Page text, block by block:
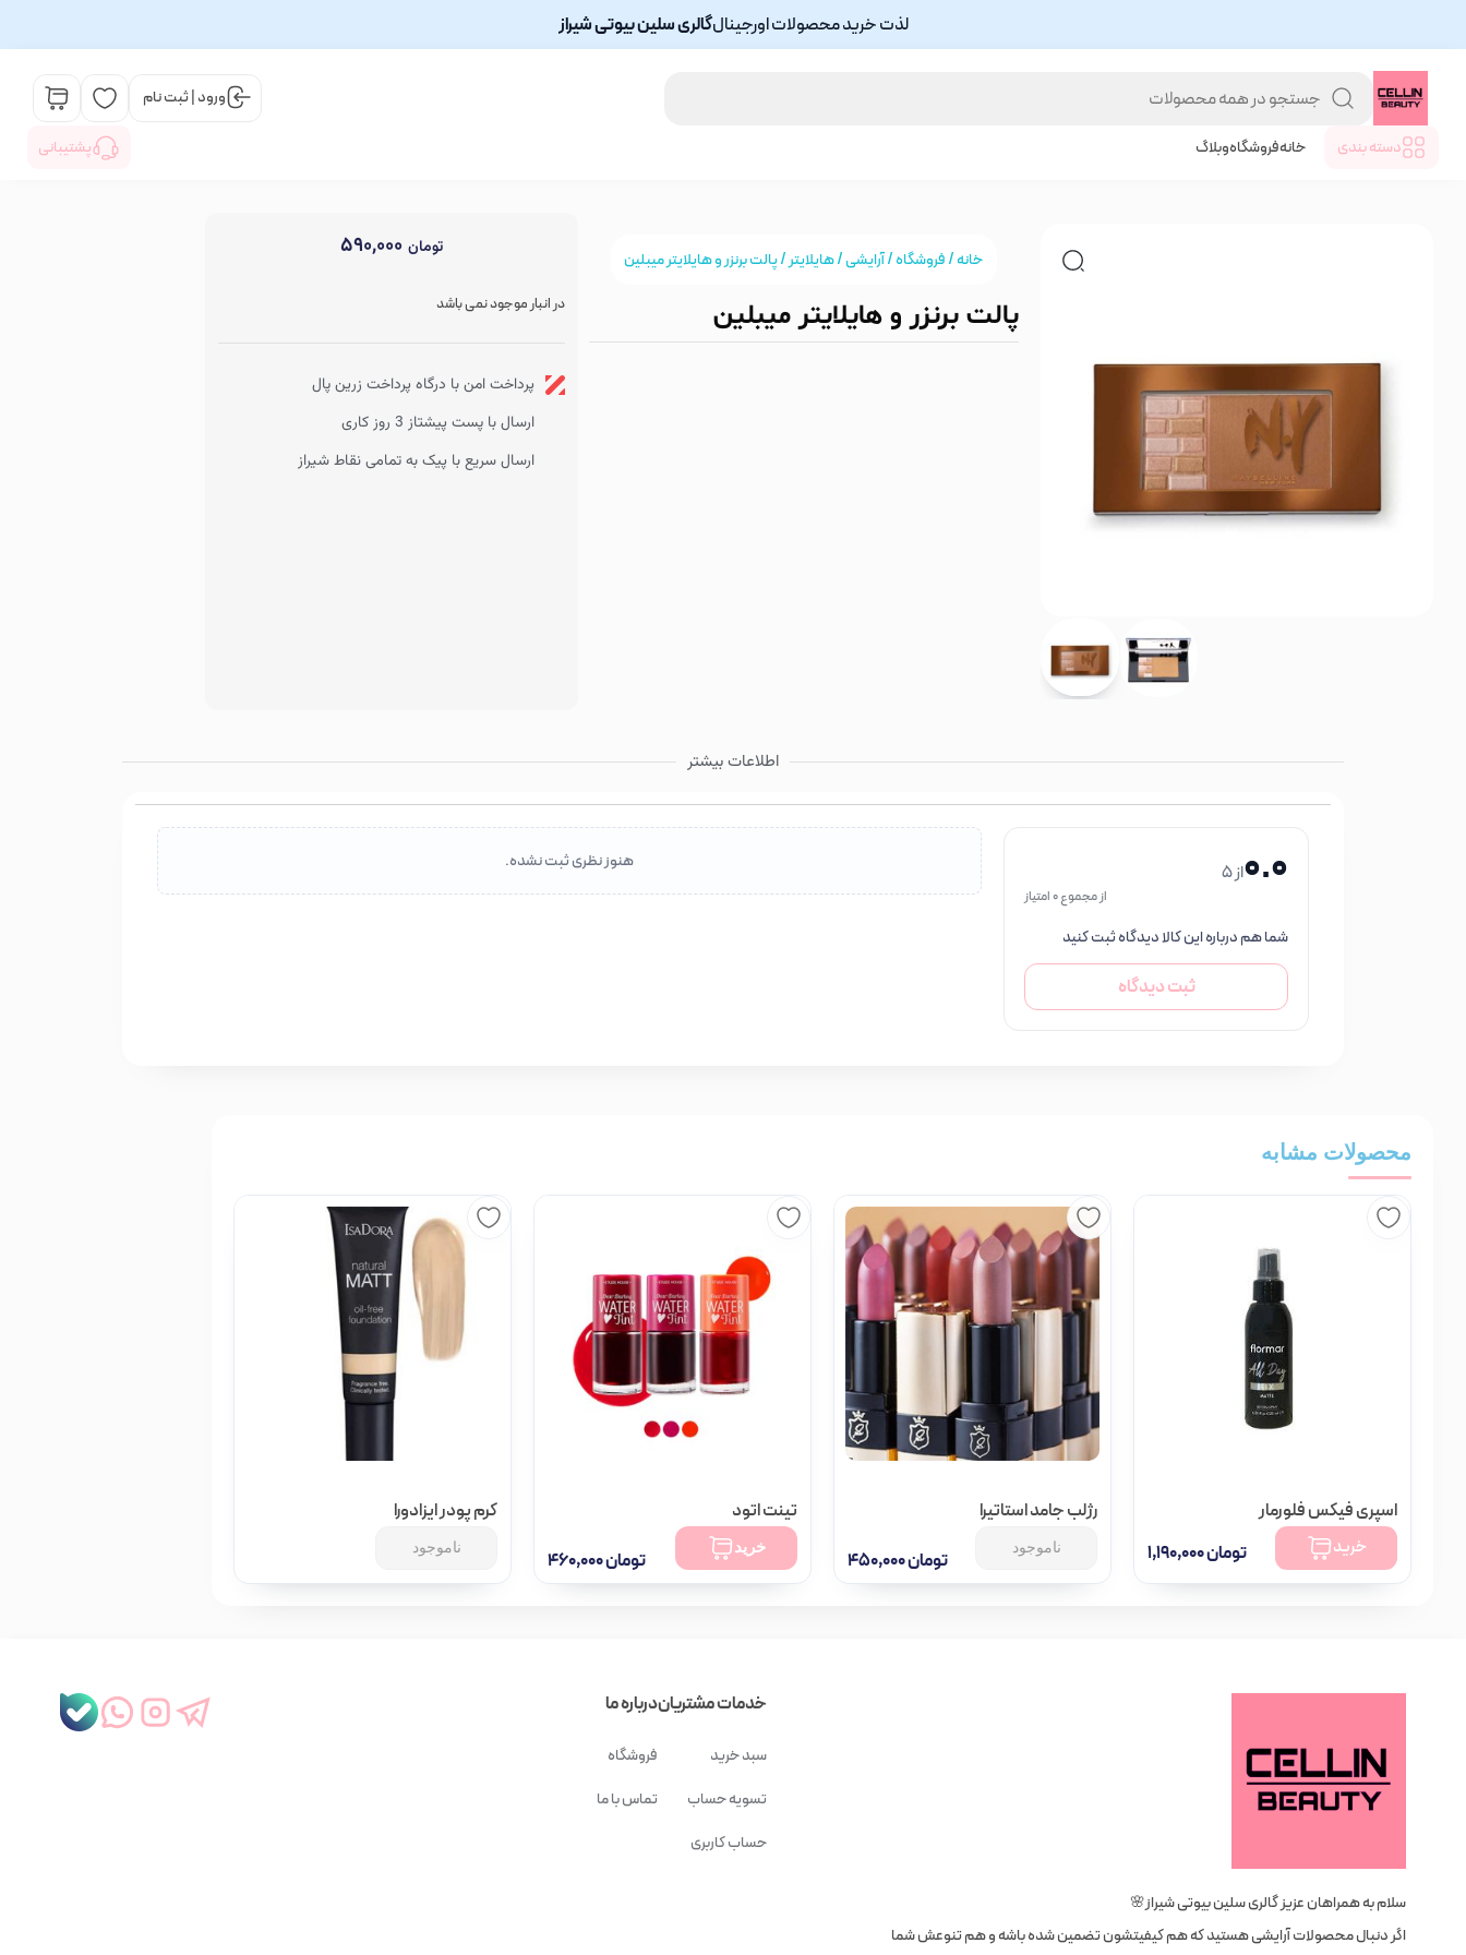
لذت خرید محصولات اورجینالگالری سلین بیوتی شیراز
ورود | ثبت نام
دسته بندی خانهفروشگاهوبلاگ پشتیبانی
خانه/فروشگاه/آرایشی/هایلایتر/ پالت برنزر و هایلایتر میبلین
پالت برنزر و هایلایتر میبلین
تومان ۵۹۰,۰۰۰
در انبار موجود نمی باشد
پرداخت امن با درگاه پرداخت زرین پال
ارسال با پست پیشتاز 3 روز کاری
ارسال سریع با پیک به تمامی نقاط شیراز
اطلاعات بیشتر
0.0از 5
از مجموع 0 امتیاز
شما هم درباره این کالا دیدگاه ثبت کنید
ثبت دیدگاه
هنوز نظری ثبت نشده.
محصولات مشابه
اسپری فیکس فلورمار
تومان
خرید
رژلب جامد استاتیرا
تومان
ناموجود
تینت اتود
تومان
تومان۴۹۸,۰۰۰
موجود در انبار
خرید
کرم پودر ایزادورا
ناموجود
سلام به همراهان عزیز گالری سلین بیوتی شیراز🌸
اگر دنبال محصولات آرایشی هستید که هم کیفیتشون تضمین شده باشه و هم تنوعش شما
خدمات مشتریان
سبد خرید
تسویه حساب
حساب کاربری
درباره ما
فروشگاه
تماس با ما